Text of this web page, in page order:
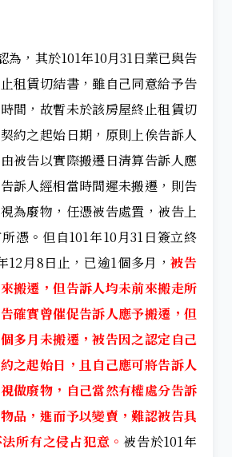
為，其於101年10月31日業已與告
租賃切結書，雖自己同意給予告
間，故暫未於該房屋終止租賃切
約之起始日期，原則上俟告訴人
被告以實際搬遷日清算告訴人應
訴人經相當時間遲未搬遷，則告
為廢物，任憑被告處置，被告上
憑。但自101年10月31日簽立終
12月8日止，已逾1個多月，被告
搬遷，但告訴人均未前來搬走所
確實曾催促告訴人應予搬遷，但
多月未搬遷，被告因之認定自己
之起始日，且自己應可將告訴人
做廢物，自己當然有權處分告訴
品，進而予以變賣，難認被告具
所有之侵占犯意。 被告於101年